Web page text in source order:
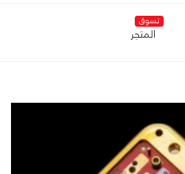
تسوق
المتجر